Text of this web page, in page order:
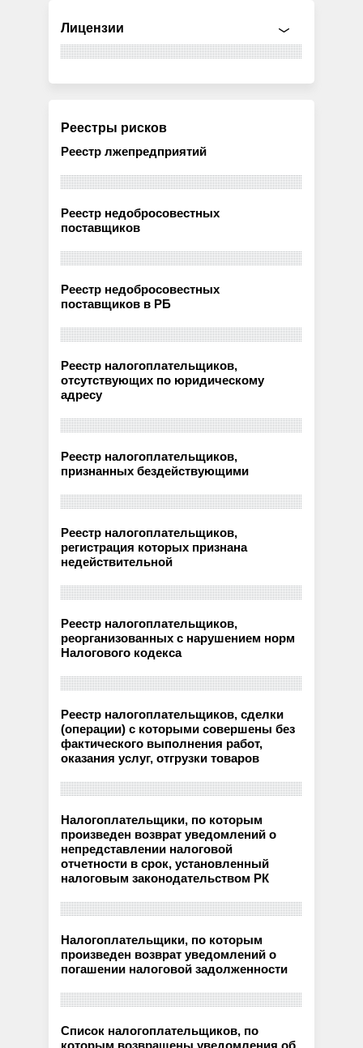
Лицензии
Реестры рисков
Реестр лжепредприятий
Реестр недобросовестных
поставщиков
Реестр недобросовестных
поставщиков в РБ
Реестр налогоплательщиков,
отсутствующих по юридическому
адресу
Реестр налогоплательщиков,
признанных бездействующими
Реестр налогоплательщиков,
регистрация которых признана
недействительной
Реестр налогоплательщиков,
реорганизованных с нарушением норм
Налогового кодекса
Реестр налогоплательщиков, сделки
(операции) с которыми совершены без
фактического выполнения работ,
оказания услуг, отгрузки товаров
Налогоплательщики, по которым
произведен возврат уведомлений о
непредставлении налоговой
отчетности в срок, установленный
налоговым законодательством РК
Налогоплательщики, по которым
произведен возврат уведомлений о
погашении налоговой задолженности
Список налогоплательщиков, по
которым возвращены уведомления об